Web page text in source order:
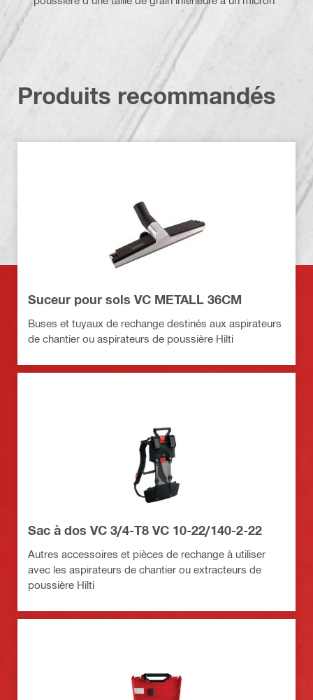
Produits recommandés
Suceur pour sols VC METALL 36CM
Buses et tuyaux de rechange destinés aux aspirateurs
de chantier ou aspirateurs de poussière Hilti
Sac à dos VC 3/4-T8 VC 10-22/140-2-22
Autres accessoires et pièces de rechange à utiliser
avec les aspirateurs de chantier ou extracteurs de
poussière Hilti